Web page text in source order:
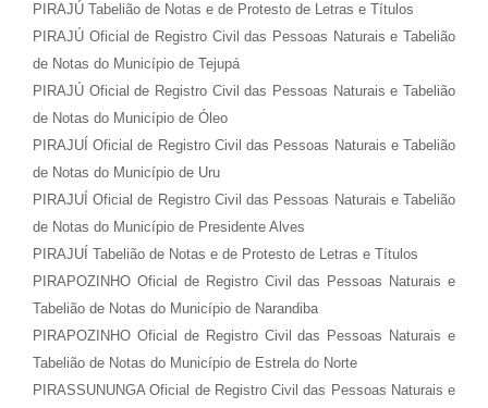
PIRAJÚ Tabelião de Notas e de Protesto de Letras e Títulos
PIRAJÚ Oficial de Registro Civil das Pessoas Naturais e Tabelião
de Notas do Município de Tejupá
PIRAJÚ Oficial de Registro Civil das Pessoas Naturais e Tabelião
de Notas do Município de Óleo
PIRAJUÍ Oficial de Registro Civil das Pessoas Naturais e Tabelião
de Notas do Município de Uru
PIRAJUÍ Oficial de Registro Civil das Pessoas Naturais e Tabelião
de Notas do Município de Presidente Alves
PIRAJUÍ Tabelião de Notas e de Protesto de Letras e Títulos
PIRAPOZINHO Oficial de Registro Civil das Pessoas Naturais e
Tabelião de Notas do Município de Narandiba
PIRAPOZINHO Oficial de Registro Civil das Pessoas Naturais e
Tabelião de Notas do Município de Estrela do Norte
PIRASSUNUNGA Oficial de Registro Civil das Pessoas Naturais e